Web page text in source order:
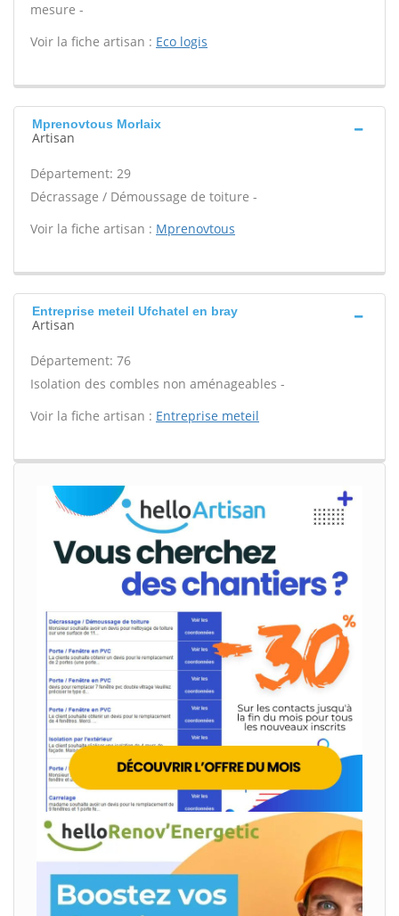
mesure -
Voir la fiche artisan : Eco logis
Mprenovtous Morlaix
Artisan
Département: 29
Décrassage / Démoussage de toiture -
Voir la fiche artisan : Mprenovtous
Entreprise meteil Ufchatel en bray
Artisan
Département: 76
Isolation des combles non aménageables -
Voir la fiche artisan : Entreprise meteil